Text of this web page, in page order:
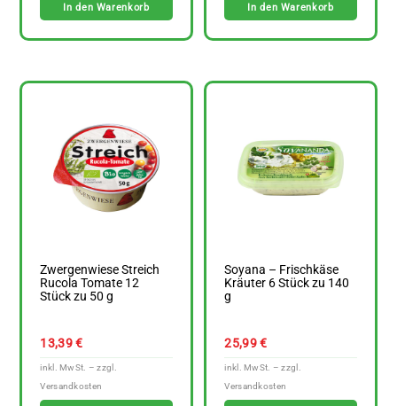
In den Warenkorb In den Warenkorb
Zwergenwiese Streich
Rucola Tomate 12
Stück zu 50 g
13,39€
Soyana – Frischkäse
Kräuter 6 Stück zu 140
g
25,99€